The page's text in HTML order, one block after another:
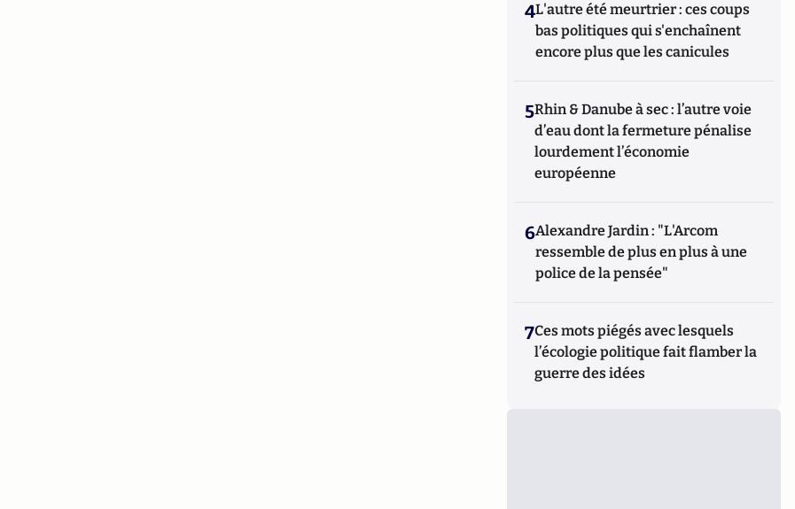
4L'autre été meurtrier : ces coups
bas politiques qui s'enchaînent
encore plus que les canicules
5Rhin & Danube à sec : l’autre voie
d’eau dont la fermeture pénalise
lourdement l’économie
européenne
6Alexandre Jardin : "L'Arcom
ressemble de plus en plus à une
police de la pensée"
7Ces mots piégés avec lesquels
l’écologie politique fait flamber la
guerre des idées